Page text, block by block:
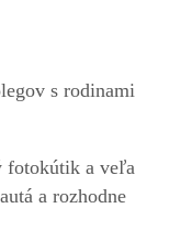
s rodinami
fotokútik a veľa
a rozhodne